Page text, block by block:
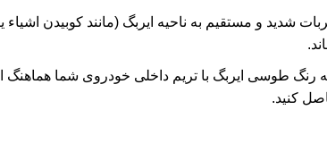
شدید و مستقیم به ناحیه ایربگ (مانند کوبیدن اشیاء
کنید.